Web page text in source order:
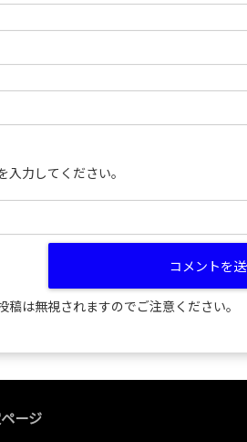
入力してください。
稿は無視されますのでご注意ください。
ージ